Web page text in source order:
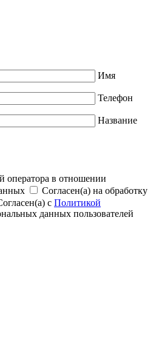
Имя
Телефон
Название
оператора в отношении
Согласен(а) на обработку
с Политикой
данных пользователей